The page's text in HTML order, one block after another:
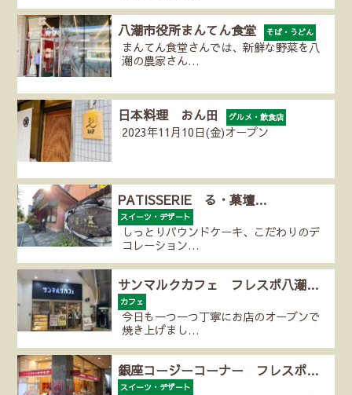
八潮市役所まんてん食堂 そば・うどん
まんてん食堂さんでは、新鮮な野菜を八
潮の農家さん…
日本料理 おん田 グルメ・飲食店
2023年11月10日(金)オープン
PATISSERIE る・菓壇…
スイーツ・デザート
しっとりパウンドケーキ、こだわりのデ
コレーション…
サンマルクカフェ フレスポ八潮…
カフェ
今日も一つ一つ丁寧にお店のオーブンで
焼き上げまし…
銀座コージーコーナー フレスポ…
スイーツ・デザート